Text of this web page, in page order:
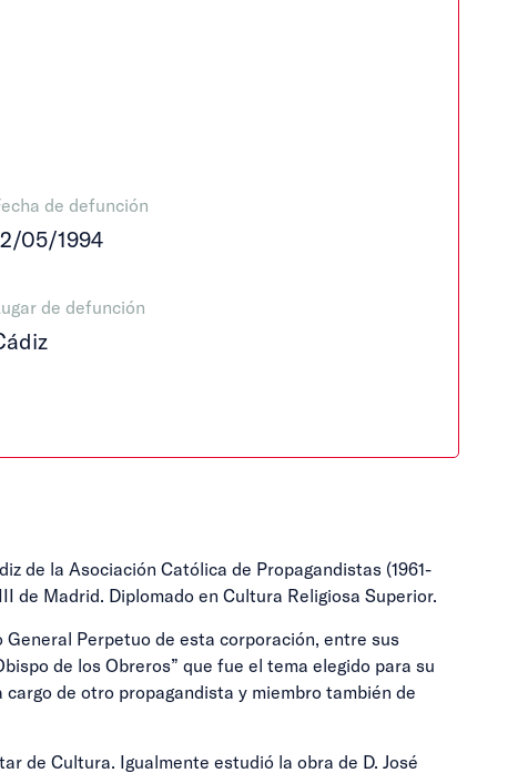
de defunción
05/1994
de defunción
de la Asociación Católica de Propagandistas (1961-
de Madrid. Diplomado en Cultura Religiosa Superior.
Perpetuo de esta corporación, entre sus
de los Obreros” que fue el tema elegido para su
de otro propagandista y miembro también de
de Cultura. Igualmente estudió la obra de D. José